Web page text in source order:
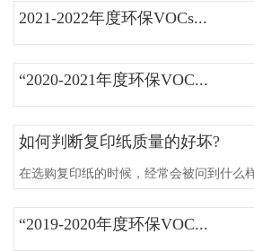
2021-2022年度环保VOCs...
“2020-2021年度环保VOC...
如何判断复印纸质量的好坏?
在选购复印纸的时候，经常会被问到什么
“2019-2020年度环保VOC...